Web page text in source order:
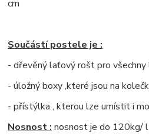
cm
Součástí postele je :
- dřevěný laťový rošt pro všechny
- úložný boxy ,které jsou na
- přístýlka , kterou lze umístit i
Nosnost : nosnost je do 120kg/